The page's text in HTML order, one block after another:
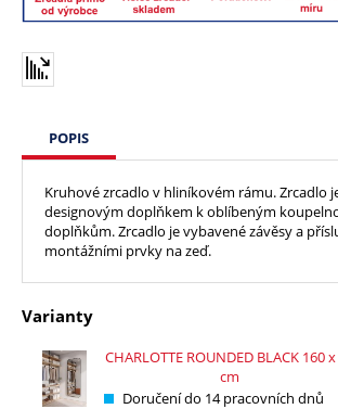
POPIS
Kruhové zrcadlo v hliníkovém rámu. Zrcadlo
designovým doplňkem k oblíbeným
doplňkům. Zrcadlo je vybavené závěsy a
montážními prvky na zeď.
Varianty
CHARLOTTE ROUNDED BLACK 160
cm
Doručení do 14 pracovních dnů